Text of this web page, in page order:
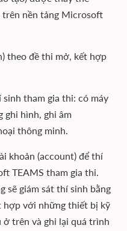
nền tảng Microsoft
theo đề thi mở, kết hợp
tham gia thi: có máy
ghi hình, ghi âm
thông minh.
khoản (account) để thí
TEAMS tham gia thi.
sẽ giám sát thí sinh bằng
hợp với những thiết bị kỹ
trên và ghi lại quá trình